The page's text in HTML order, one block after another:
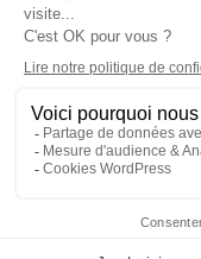
Contactez-nous-
confidentialité-